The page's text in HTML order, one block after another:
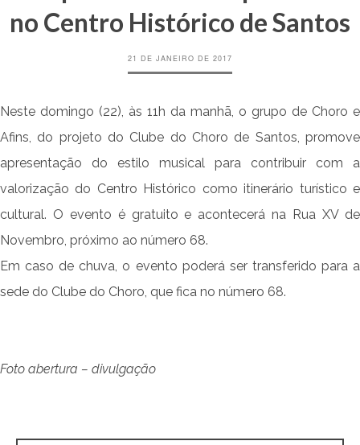
no Centro Histórico de Santos
21 DE JANEIRO DE 2017
Neste domingo (22), às 11h da manhã, o grupo de Choro e
Afins, do projeto do Clube do Choro de Santos, promove
apresentação do estilo musical para contribuir com a
valorização do Centro Histórico como itinerário turístico e
cultural. O evento é gratuito e acontecerá na Rua XV de
Novembro, próximo ao número 68.
Em caso de chuva, o evento poderá ser transferido para a
sede do Clube do Choro, que fica no número 68.
Foto abertura – divulgação